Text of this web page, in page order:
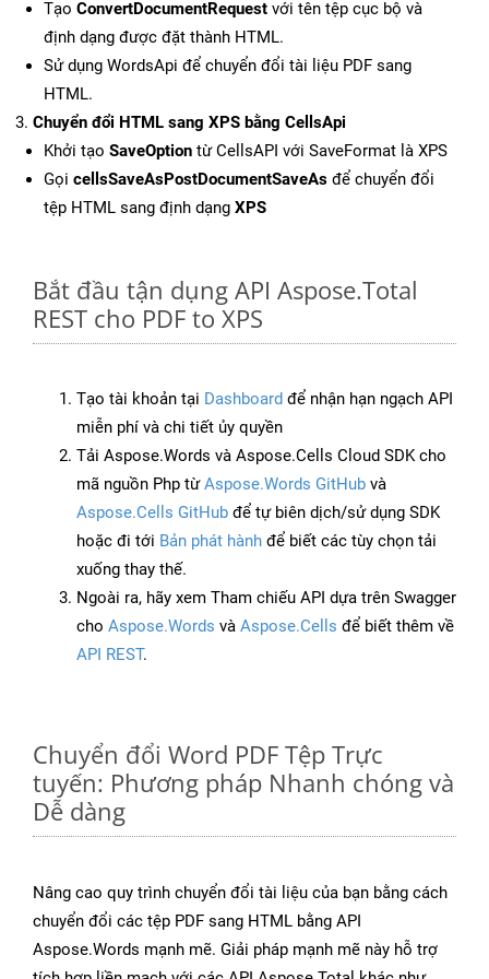
Tạo ConvertDocumentRequest với tên tệp cục bộ và
định dạng được đặt thành HTML.
Sử dụng WordsApi để chuyển đổi tài liệu PDF sang
HTML.
Chuyển đổi HTML sang XPS bằng CellsApi
Khởi tạo SaveOption từ CellsAPI với SaveFormat là XPS
Gọi cellsSaveAsPostDocumentSaveAs để chuyển đổi
tệp HTML sang định dạng XPS
Bắt đầu tận dụng API Aspose.Total
REST cho PDF to XPS
Tạo tài khoản tại Dashboard để nhận hạn ngạch API
miễn phí và chi tiết ủy quyền
Tải Aspose.Words và Aspose.Cells Cloud SDK cho
mã nguồn Php từAspose.Words GitHub và
Aspose.Cells GitHub để tự biên dịch/sử dụng SDK
hoặc đi tới Bản phát hành để biết các tùy chọn tải
xuống thay thế.
Ngoài ra, hãy xem Tham chiếu API dựa trên Swagger
cho Aspose.Words và Aspose.Cells để biết thêm về
API REST.
Chuyển đổi Word PDF Tệp Trực
tuyến: Phương pháp Nhanh chóng và
Dễ dàng
Nâng cao quy trình chuyển đổi tài liệu của bạn bằng cách
chuyển đổi các tệp PDF sang HTML bằng API
Aspose.Words mạnh mẽ. Giải pháp mạnh mẽ này hỗ trợ